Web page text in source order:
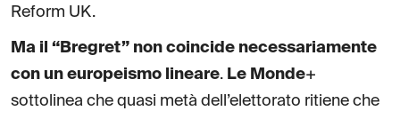
Reform UK.
Ma il “Bregret” non coincide necessariamente
con un europeismo lineare. Le Monde+
sottolinea che quasi metà dell’elettorato ritiene che